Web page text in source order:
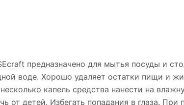
предназначено для мытья посуды и
воде. Хорошо удаляет остатки пищи и
капель средства нанести на
от детей. Избегать попадания в глаза.